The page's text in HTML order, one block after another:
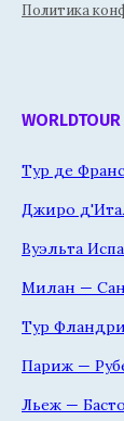
Политика
WORLDTOUR
Тур де Франс
Джиро
Вуэльта
Милан —
Тур
Париж —
Льеж —